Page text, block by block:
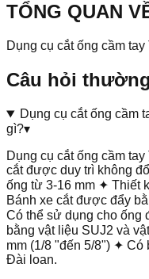
TỔNG QUAN
Dụng cụ cắt ống cầm
Câu hỏi
Dụng cụ cắt ống cầm
gì?▾
Dụng cụ cắt ống cầm
cắt được duy trì không
ống từ 3-16 mm ✦ Thiết
Bánh xe cắt được đẩy
Có thể sử dụng cho ống
bằng vật liệu SUJ2 và
mm (1/8 "đến 5/8") ✦ Có
Đài loan.